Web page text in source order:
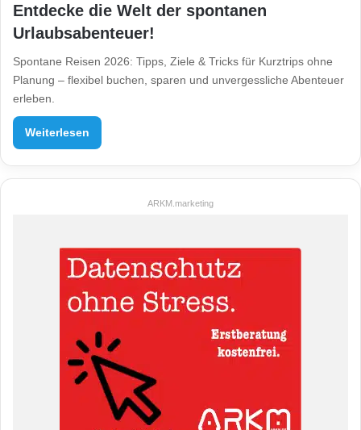
Entdecke die Welt der spontanen
Urlaubsabenteuer!
Spontane Reisen 2026: Tipps, Ziele & Tricks für Kurztrips ohne
Planung – flexibel buchen, sparen und unvergessliche Abenteuer
erleben.
Weiterlesen
ARKM.marketing